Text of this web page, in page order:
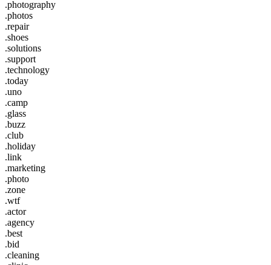
.photography
.photos
.repair
.shoes
.solutions
.support
.technology
.today
.uno
.camp
.glass
.buzz
.club
.holiday
.link
.marketing
.photo
.zone
.wtf
.actor
.agency
.best
.bid
.cleaning